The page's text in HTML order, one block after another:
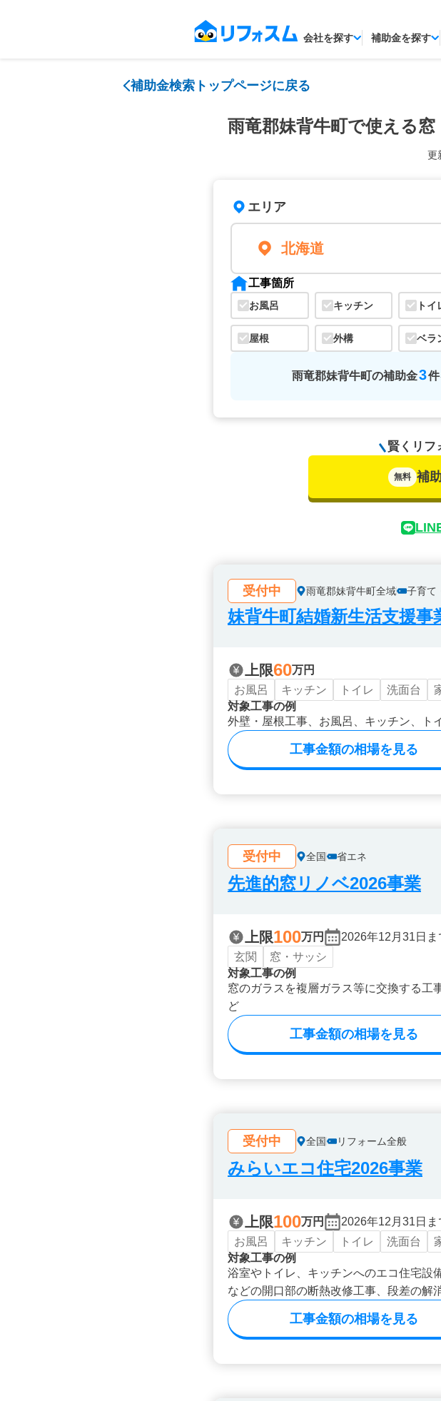
会社を探す 補助金を探す
補助金検索トップページに戻る
雨竜郡妹背牛町で使える窓
更
エリア
北海道
工事箇所
お風呂 キッチン トイ
屋根 外構 ベラ
雨竜郡妹背牛町の補助金3
賢くリフ
無料 補
受付中 雨竜郡妹背牛町全域 子育て
妹背牛町結婚新生活支援事
上限60万円
お風呂
キッチン トイレ 洗面台
対象工事の例
外壁・屋根工事、お風呂、キッチン、ト
工事金額の相場を見る
受付中 全国 省エネ
先進的窓リノベ2026事業
上限100万円
2026年12月31日ま
玄関
窓・サッシ
対象工事の例
窓のガラスを複層ガラス等に交換する工
ど
工事金額の相場を見る
受付中 全国 リフォーム全般
みらいエコ住宅2026事業
上限100万円
2026年12月31日ま
お風呂
キッチン トイレ 洗面台
対象工事の例
浴室やトイレ、キッチンへのエコ住宅設
などの開口部の断熱改修工事、段差の解
工事金額の相場を見る